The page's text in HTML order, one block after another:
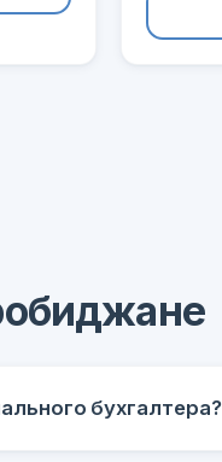
бухгалтера?